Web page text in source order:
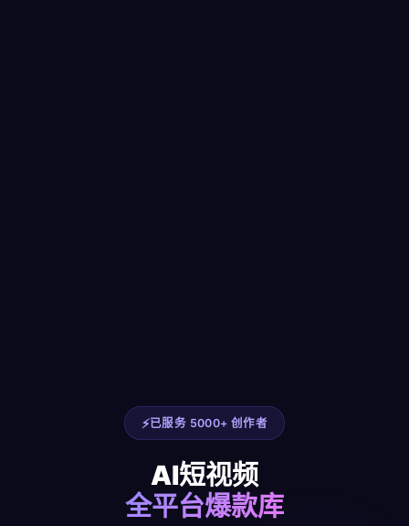
已服务 5000+ 创作者
AI短视频
全平台爆款库